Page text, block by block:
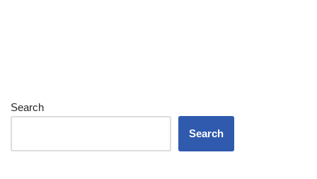
Search
Search